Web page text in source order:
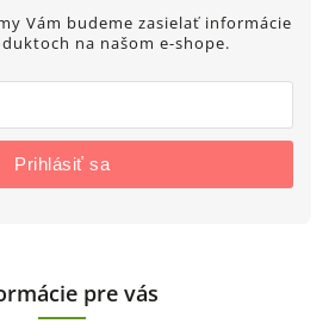
Vám budeme zasielať informácie
na našom e-shope.
Prihlásiť sa
pre vás